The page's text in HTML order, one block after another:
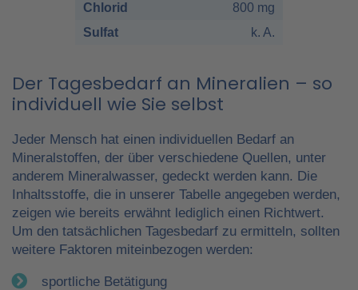
Chlorid
800 mg
Sulfat
k. A.
Der Tagesbedarf an Mineralien – so
individuell wie Sie selbst
Jeder Mensch hat einen individuellen Bedarf an
Mineralstoffen, der über verschiedene Quellen, unter
anderem Mineralwasser, gedeckt werden kann. Die
Inhaltsstoffe, die in unserer Tabelle angegeben werden,
zeigen wie bereits erwähnt lediglich einen Richtwert.
Um den tatsächlichen Tagesbedarf zu ermitteln, sollten
weitere Faktoren miteinbezogen werden:
sportliche Betätigung